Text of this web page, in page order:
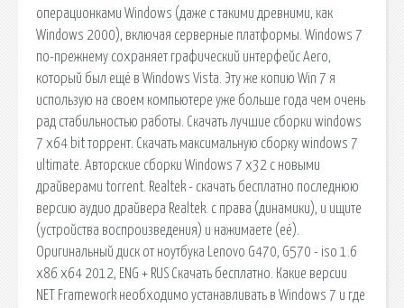
операционками Windows (даже с такими древними, как
Windows 2000), включая серверные платформы. Windows 7
по-прежнему сохраняет графический интерфейс Aero,
который был ещё в Windows Vista. Эту же копию Win 7 я
использую на своем компьютере уже больше года чем очень
рад стабильностью работы. Скачать лучшие сборки windows
7 x64 bit торрент. Скачать максимальную сборку windows 7
ultimate. Авторские сборки Windows 7 x32 с новыми
драйверами torrent. Realtek - скачать бесплатно последнюю
версию аудио драйвера Realtek. с права (динамики), и ищите
(устройства воспроизведения) и нажимаете (её).
Оригинальный диск от ноутбука Lenovo G470, G570 - iso 1.6
x86 x64 2012, ENG + RUS Скачать бесплатно. Какие версии
NET Framework необходимо устанавливать в Windows 7 и где